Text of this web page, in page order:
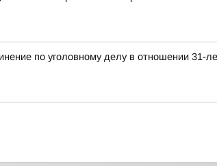
по уголовному делу в отношении 31-